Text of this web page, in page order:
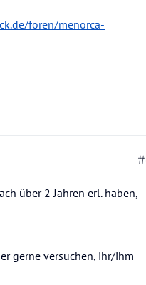
foren/menorca-
über 2 Jahren erl. haben,
gerne versuchen, ihr/ihm